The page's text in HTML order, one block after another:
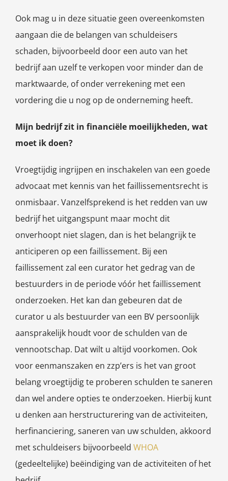
Ook mag u in deze situatie geen overeenkomsten
aangaan die de belangen van schuldeisers
schaden, bijvoorbeeld door een auto van het
bedrijf aan uzelf te verkopen voor minder dan de
marktwaarde, of onder verrekening met een
vordering die u nog op de onderneming heeft.
Mijn bedrijf zit in financiële moeilijkheden, wat
moet ik doen?
Vroegtijdig ingrijpen en inschakelen van een goede
advocaat met kennis van het faillissementsrecht is
onmisbaar. Vanzelfsprekend is het redden van uw
bedrijf het uitgangspunt maar mocht dit
onverhoopt niet slagen, dan is het belangrijk te
anticiperen op een faillissement. Bij een
faillissement zal een curator het gedrag van de
bestuurders in de periode vóór het faillissement
onderzoeken. Het kan dan gebeuren dat de
curator u als bestuurder van een BV persoonlijk
aansprakelijk houdt voor de schulden van de
vennootschap. Dat wilt u altijd voorkomen. Ook
voor eenmanszaken en zzp’ers is het van groot
belang vroegtijdig te proberen schulden te saneren
dan wel andere opties te onderzoeken. Hierbij kunt
u denken aan herstructurering van de activiteiten,
herfinanciering, saneren van uw schulden, akkoord
met schuldeisers bijvoorbeeld WHOA
(gedeeltelijke) beëindiging van de activiteiten of het